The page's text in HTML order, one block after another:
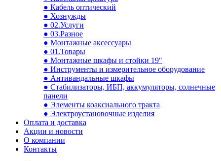
● Кабель оптический
● Хознужды
● 02.Услуги
● 03.Разное
● Монтажные аксессуары
● 01.Товары
● Монтажные шкафы и стойки 19"
● Инструменты и измерительное оборудование
● Антивандальные шкафы
● Стабилизаторы, ИБП, аккумуляторы, солнечные
панели
● Элементы коаксиального тракта
● Электроустановочные изделия
Оплата и доставка
Акции и новости
О компании
Контакты